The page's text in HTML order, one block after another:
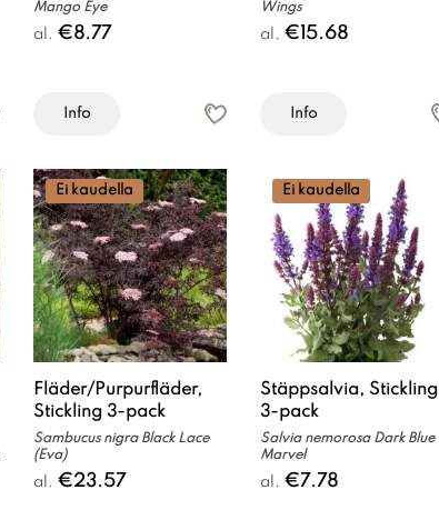
Mango Eye
al. €8.77
Info
Wings
al. €15.68
Info
Ei kaudella
Fläder/Purpurfläder,
Stickling 3-pack
Sambucus nigra Black Lace
(Eva)
al. €23.57
Ei kaudella
Stäppsalvia, Stickling
3-pack
Salvia nemorosa Dark Blue
Marvel
al. €7.78